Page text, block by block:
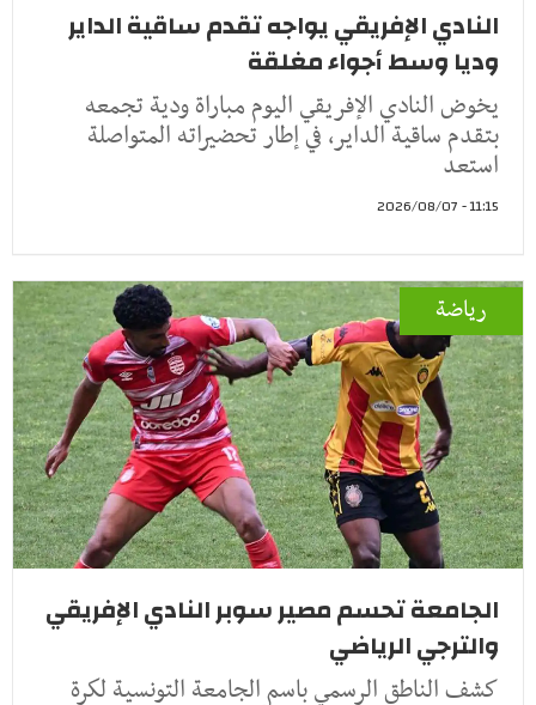
النادي الإفريقي يواجه تقدم ساقية الداير
وديا وسط أجواء مغلقة
يخوض النادي الإفريقي اليوم مباراة ودية تجمعه
بتقدم ساقية الداير، في إطار تحضيراته المتواصلة
استعد
11:15 - 2026/08/07
رياضة
الجامعة تحسم مصير سوبر النادي الإفريقي
والترجي الرياضي
كشف الناطق الرسمي باسم الجامعة التونسية لكرة